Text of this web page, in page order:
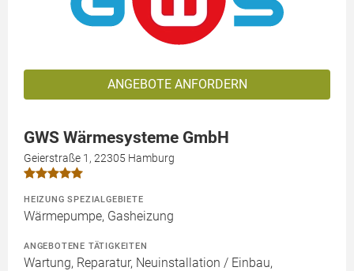
ANGEBOTE ANFORDERN
GWS Wärmesysteme GmbH
Geierstraße 1, 22305 Hamburg
HEIZUNG SPEZIALGEBIETE
Wärmepumpe, Gasheizung
ANGEBOTENE TÄTIGKEITEN
Wartung, Reparatur, Neuinstallation / Einbau,